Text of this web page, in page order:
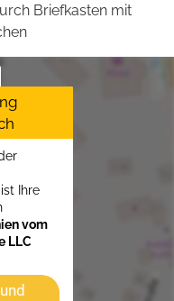
Briefkasten mit
Ihre
vom
LLC